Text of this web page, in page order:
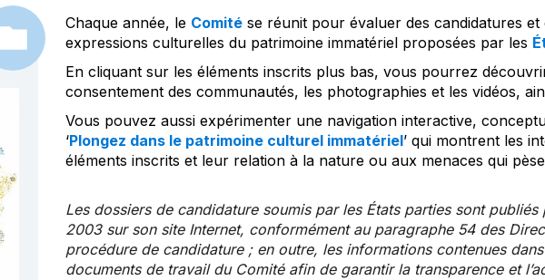
Chaque année, le Comitése réunit pour évaluer des candidatures et
expressions culturelles du patrimoine immatériel proposées par les
En cliquant sur les éléments inscrits plus bas, vous pourrez
consentement des communautés, les photographies et les vidéos,
Vous pouvez aussi expérimenter une navigation interactive,
‘Plongez dans le patrimoine culturel immatériel’ qui montrent les
éléments inscrits et leur relation à la nature ou aux menaces qui
Les dossiers de candidature soumis par les États parties sont
2003 sur son site Internet, conformément au paragraphe 54 des
procédure de candidature ; en outre, les informations contenues
documents de travail du Comité afin de garantir la transparence et